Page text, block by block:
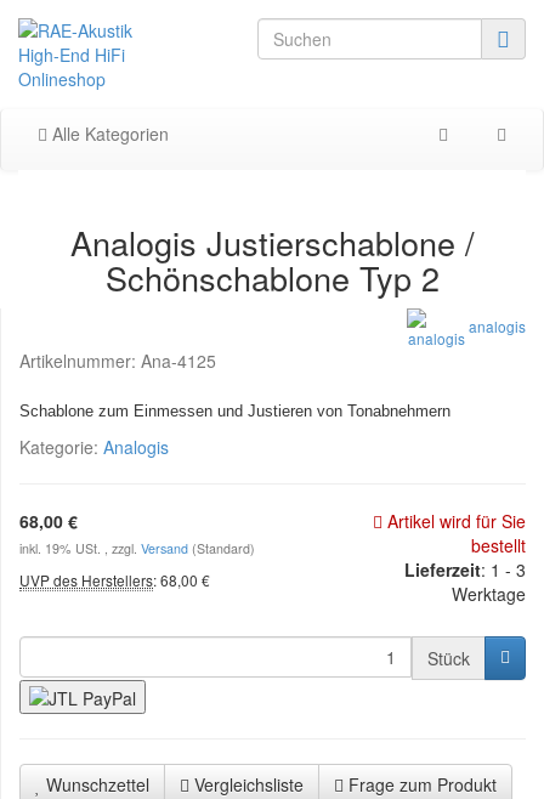
Alle Kategorien
Analogis Justierschablone /
Schönschablone Typ 2
analogis
Artikelnummer: Ana-4125
Schablone zum Einmessen und Justieren von Tonabnehmern
Kategorie: Analogis
68,00 €
inkl. 19% USt. , zzgl. Versand (Standard)
UVP des Herstellers:68,00 €
Artikel wird für Sie
bestellt
Lieferzeit: 1 - 3
Werktage
Stück
Wunschzettel Vergleichsliste Frage zum Produkt